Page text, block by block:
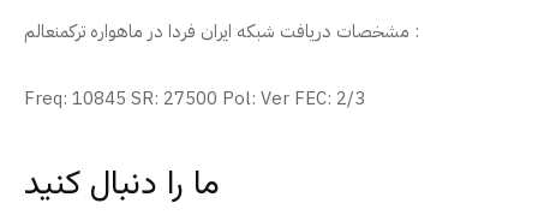
مشخصات دریافت شبکه ایران فردا در ماهواره ترکمنعالم :
Freq: 10845 SR: 27500 Pol: Ver FEC: 2/3
ما را دنبال کنید